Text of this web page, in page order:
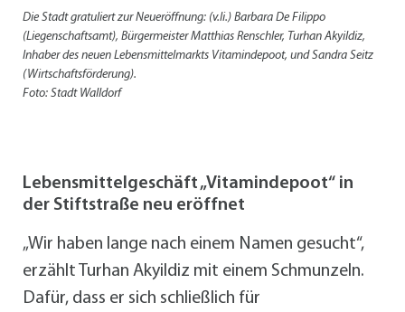
Die Stadt gratuliert zur Neueröffnung: (v.li.) Barbara De Filippo
(Liegenschaftsamt), Bürgermeister Matthias Renschler, Turhan Akyildiz,
Inhaber des neuen Lebensmittelmarkts Vitamindepoot, und Sandra Seitz
(Wirtschaftsförderung).
Foto: Stadt Walldorf
Lebensmittelgeschäft „Vitamindepoot“ in
der Stiftstraße neu eröffnet
„Wir haben lange nach einem Namen gesucht“,
erzählt Turhan Akyildiz mit einem Schmunzeln.
Dafür, dass er sich schließlich für